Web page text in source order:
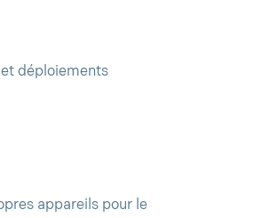
déploiements
appareils pour le